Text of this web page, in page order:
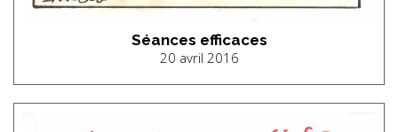
Séances efficaces
20 avril 2016